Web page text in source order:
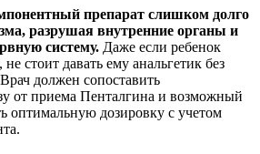
препарат слишком долго
разрушая внутренние органы и
систему. Даже если ребенок
не стоит давать ему анальгетик без
должен сопоставить
от приема Пенталгина и возможный
оптимальную дозировку с учетом